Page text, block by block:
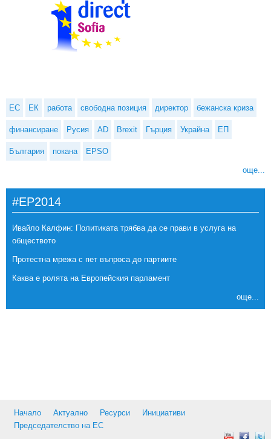
ЕС ЕК работа свободна позиция директор бежанска криза
финансиране Русия AD Brexit Гърция Украйна ЕП
България покана EPSO
още...
#EP2014
Ивайло Калфин: Политиката трябва да се прави в услуга на
обществото
Протестна мрежа с пет въпроса до партиите
Каква е ролята на Европейския парламент
още...
Начало Актуално Ресурси
Инициативи
Председателство на ЕС